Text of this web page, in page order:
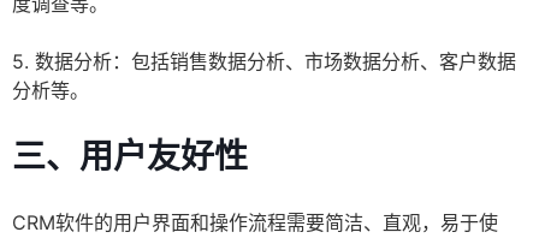
5. 数据分析：包括销售数据分析、市场数据分析、客户数据
分析等。
三、用户友好性
CRM软件的用户界面和操作流程需要简洁、直观，易于使